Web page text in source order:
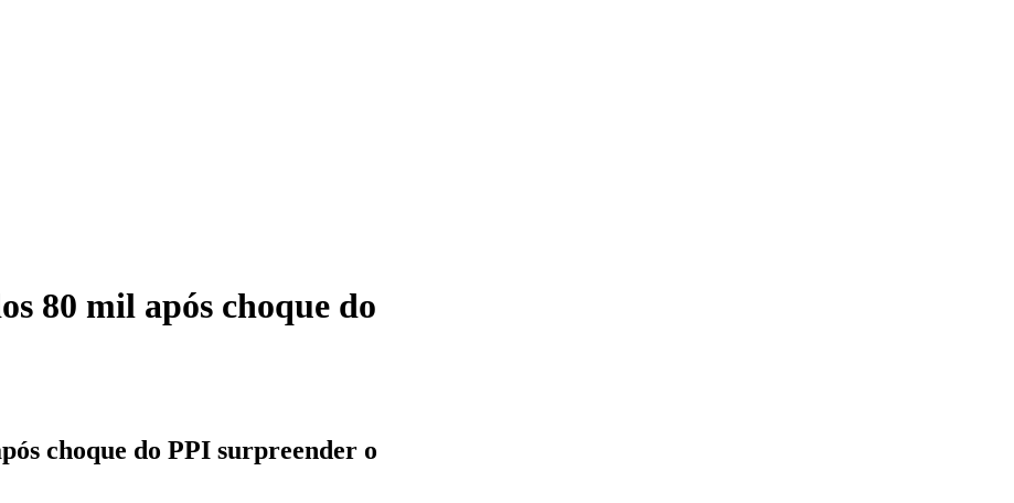
80 mil após choque do
choque do PPI surpreender o